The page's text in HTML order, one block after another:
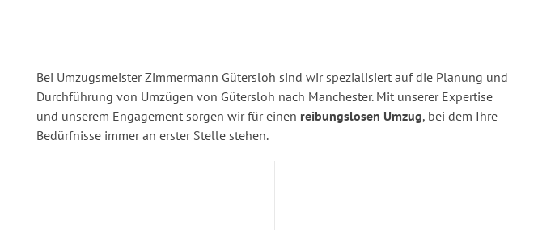
Bei Umzugsmeister Zimmermann Gütersloh sind wir spezialisiert auf die Planung und
Durchführung von Umzügen von Gütersloh nach Manchester. Mit unserer Expertise
und unserem Engagement sorgen wir für einen reibungslosen Umzug, bei dem Ihre
Bedürfnisse immer an erster Stelle stehen.